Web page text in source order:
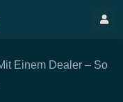
Einem Dealer – So